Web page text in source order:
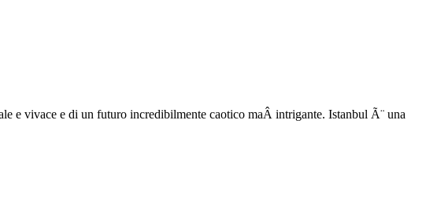
vivace e di un futuro incredibilmente caotico maÂ intrigante. Istanbul Ã¨ una